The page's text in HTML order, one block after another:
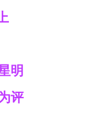
明
评